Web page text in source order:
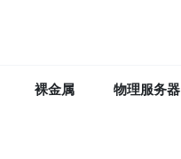
裸金属 物理服务器